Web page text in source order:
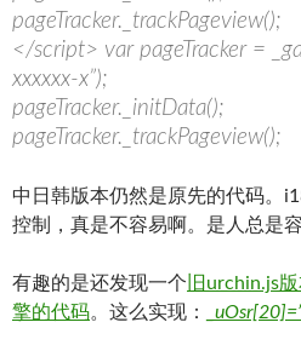
pageTracker._trackPageview();
</script> var pageTracker =
xxxxxx-x”);
pageTracker._initData();
pageTracker._trackPageview();
中日韩版本仍然是原先的代码。
控制，真是不容易啊。是人总是
有趣的是还发现一个 旧urchin.js
擎的代码。这么实现：